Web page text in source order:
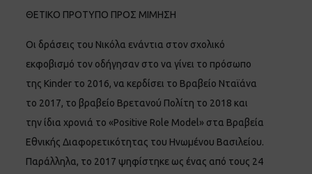
ΘΕΤΙΚΟ ΠΡΟΤΥΠΟ ΠΡΟΣ ΜΙΜΗΣΗ
Οι δράσεις του Νικόλα ενάντια στον σχολικό
εκφοβισμό τον οδήγησαν στο να γίνει το πρόσωπο
της Kinder το 2016, να κερδίσει το Βραβείο Νταϊάνα
το 2017, το βραβείο Βρετανού Πολίτη το 2018 και
την ίδια χρονιά το «Positive Role Model» στα Βραβεία
Εθνικής Διαφορετικότητας του Ηνωμένου Βασιλείου.
Παράλληλα, το 2017 ψηφίστηκε ως ένας από τους 24